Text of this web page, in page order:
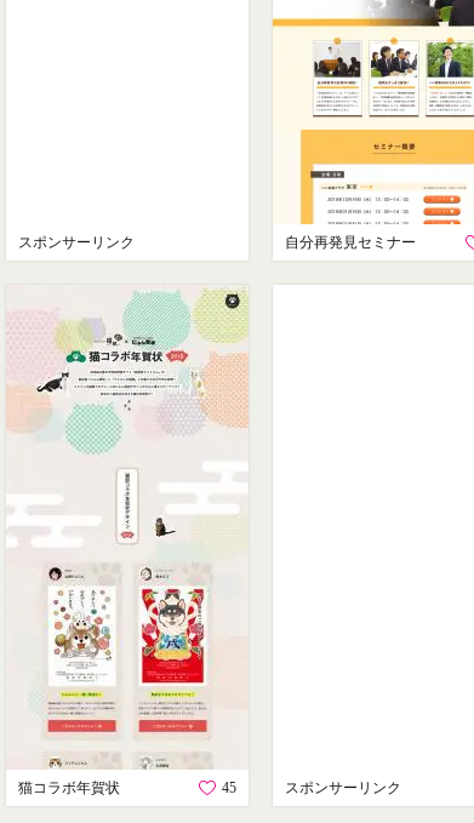
スポンサーリンク 自分再発見セミナー
猫コラボ年賀状 45 スポンサーリンク